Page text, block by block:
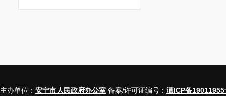
主办单位： 安宁市人民政府办公室 备案/许可证编号： 滇ICP备